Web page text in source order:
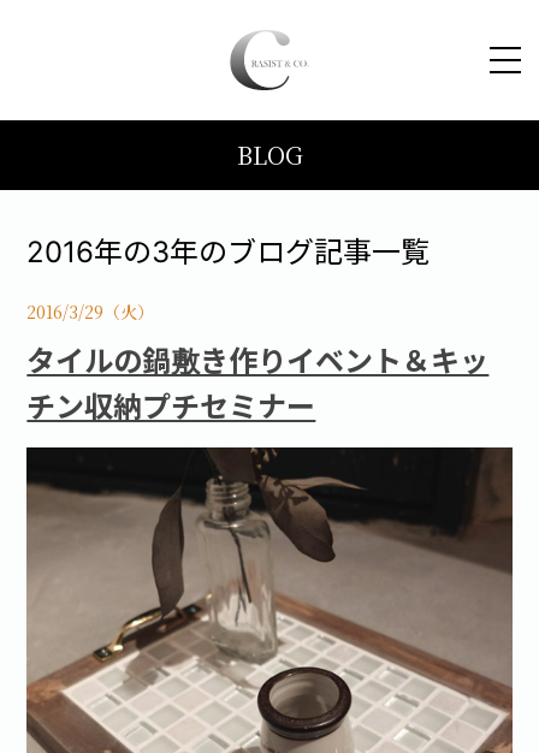
コンセプト
トピックス
施工事例
お問い合わせ·資料請求
BLOG
2016年の3年のブログ記事一覧
2016/3/29（火）
タイルの鍋敷き作りイベント＆キッ
チン収納プチセミナー